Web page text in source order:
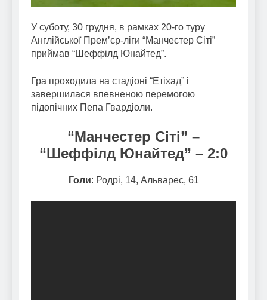
У суботу, 30 грудня, в рамках 20-го туру
Англійської Прем’єр-ліги “Манчестер Сіті”
приймав “Шеффілд Юнайтед”.
Гра проходила на стадіоні “Етіхад” і
завершилася впевненою перемогою
підопічних Пепа Гвардіоли.
“Манчестер Сіті” –
“Шеффілд Юнайтед” – 2:0
Голи: Родрі, 14, Альварес, 61